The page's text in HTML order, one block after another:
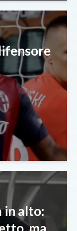
in alto: